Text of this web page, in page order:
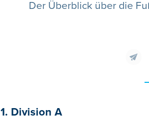
Der Überblick über die
1. Division A